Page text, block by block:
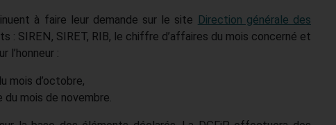
à faire leur demande sur le site Direction générale des
: SIREN, SIRET, RIB, le chiffre d’affaires du mois concerné et
l’honneur :
mois d’octobre,
mois de novembre.